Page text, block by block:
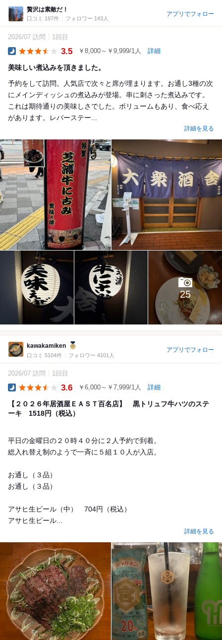
贅沢は素敵だ！
口コミ 197件 フォロワー 143人
アプリでフォロー
2026/07 訪問 1回目
3.5 ￥8,000～￥9,999/1人 詳細
美味しい煮込みを頂きました。
予約をして訪問。人気店で次々と席が埋まります。お通し3種の次
にメインディッシュの煮込みが登場。串に刺さった煮込みです。
これは期待通りの美味しさでした。ボリュームもあり、食べ応え
があります。レバーステー...
詳細を見る
25
kawakamiken
口コミ 5104件 フォロワー 4101人
アプリでフォロー
2026/07 訪問 1回目
3.6 ￥6,000～￥7,999/1人 詳細
【２０２６年居酒屋ＥＡＳＴ百名店】 黒トリュフ牛ハツのステ
ーキ 1518円（税込）
平日の金曜日の２０時４０分に２人予約で到着。
総入れ替え制のようで一斉に５組１０人が入店。
お通し（３品）
お通し（３品）
アサヒ生ビール（中） 704円（税込）
アサヒ生ビール...
詳細を見る